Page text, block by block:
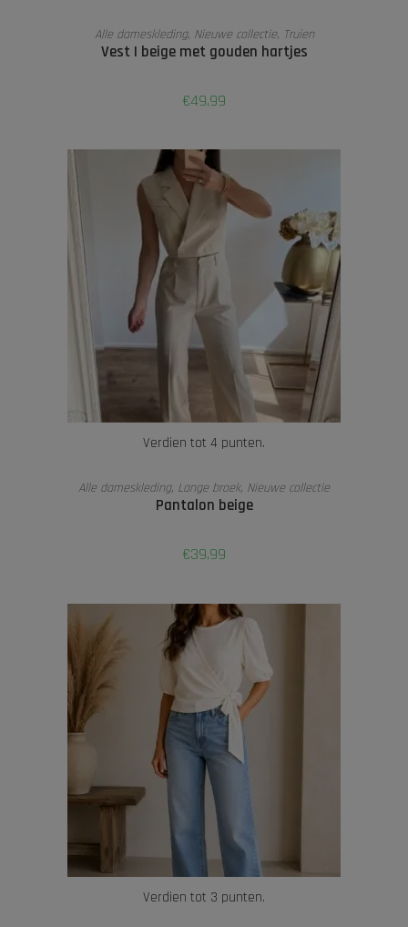
OPTIES SELECTEREN
Alle dameskleding, Nieuwe collectie, Truien
Vest | beige met gouden hartjes
€49,99
Verdien tot 4 punten.
OPTIES SELECTEREN
Alle dameskleding, Lange broek, Nieuwe collectie
Pantalon beige
€39,99
Verdien tot 3 punten.